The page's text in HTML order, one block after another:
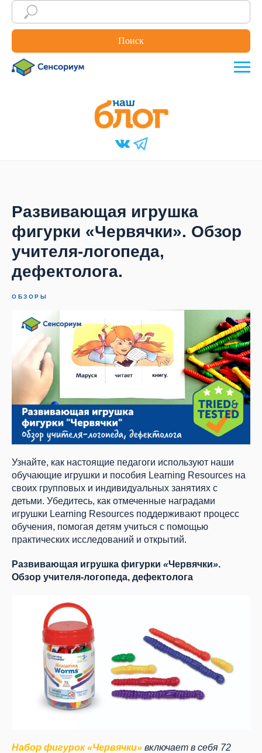
Поиск
Развивающая игрушка
фигурки «Червячки». Обзор
учителя-логопеда,
дефектолога.
ОБЗОРЫ
Узнайте, как настоящие педагоги используют наши
обучающие игрушки и пособия Learning Resources на
своих групповых и индивидуальных занятиях с
детьми. Убедитесь, как отмеченные наградами
игрушки Learning Resources поддерживают процесс
обучения, помогая детям учиться с помощью
практических исследований и открытий.
Развивающая игрушка фигурки «Червячки».
Обзор учителя-логопеда, дефектолога
Набор фигурок «Червячки» включает в себя 72